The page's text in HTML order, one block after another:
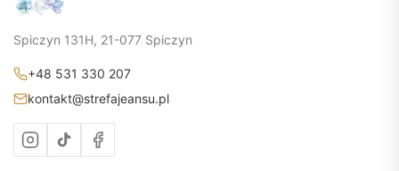
Spiczyn 131H, 21-077 Spiczyn
+48 531 330 207
kontakt@strefajeansu.pl